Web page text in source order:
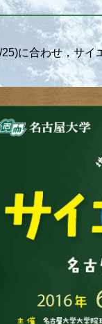
に合わせ，サイ